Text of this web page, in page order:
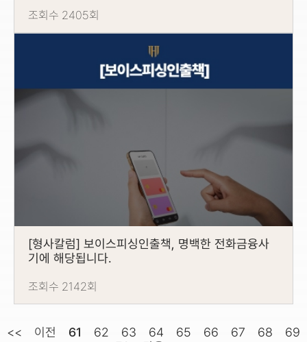
조회수 2405회
[형사칼럼] 보이스피싱인출책, 명백한 전화금융사
기에 해당됩니다.
조회수 2142회
<< 이전 61 62 63 64 65 66 67 68
69